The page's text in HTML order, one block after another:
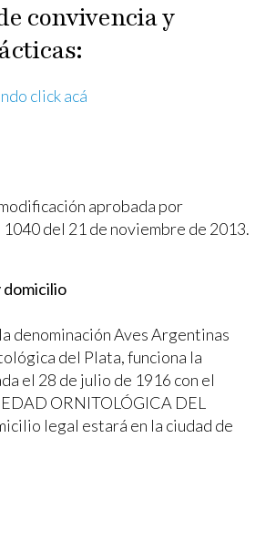
convivencia y
click acá
aprobada por
1040 del 21 de noviembre de 2013.
domicilio
denominación Aves Argentinas
del Plata, funciona la
el 28 de julio de 1916 con el
ORNITOLÓGICA DEL
legal estará en la ciudad de